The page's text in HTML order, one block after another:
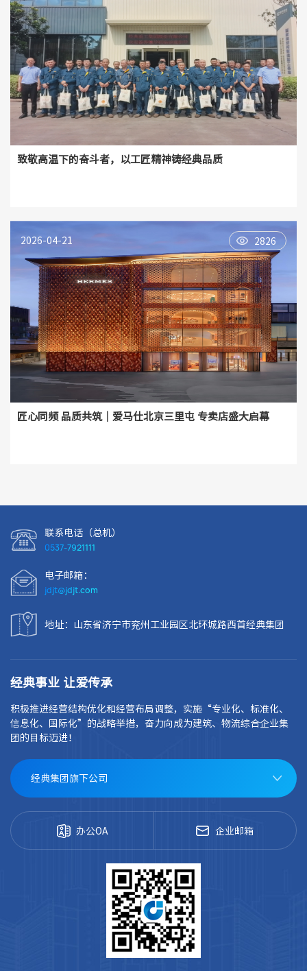
致敬高温下的奋斗者，以工匠精神铸经典品质
2026-04-21 2826
匠心同频 品质共筑｜爱马仕北京三里屯 专卖店盛大启幕
联系电话（总机）
0537-7921111
电子邮箱：
jdjt@jdjt.com
地址：山东省济宁市兖州工业园区北环城路西首经典集团
经典事业 让爱传承
积极推进经营结构优化和经营布局调整，实施“专业化、标准化、
信息化、国际化”的战略举措，奋力向成为建筑、物流综合企业集
团的目标迈进！
经典集团旗下公司
办公OA 企业邮箱